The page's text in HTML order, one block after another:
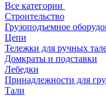
Все категории
Строительство
Грузоподъемное
Цепи
Тележки для ручных
Домкраты и подставки
Лебедки
Принадлежности для
Тали